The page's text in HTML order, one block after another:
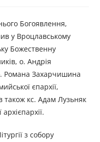
Богоявлення,
у Вроцлавському
Божественну
о. Андрія
Романа Захарчишина
єпархії,
також кс. Адам Лузьняк
з собору